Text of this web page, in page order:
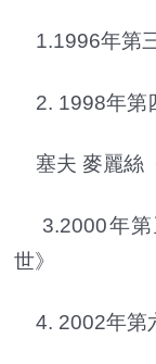
1.1996年第
2. 1998年第
塞夫 麥麗絲
3.2000年第
世》
4. 2002年第